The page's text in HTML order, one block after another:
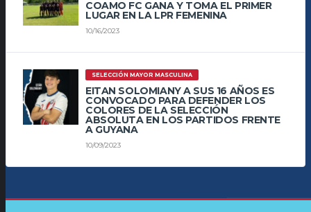
COAMO FC GANA Y TOMA EL PRIMER
LUGAR EN LA LPR FEMENINA
10/16/2023
SELECCIÓN MAYOR MASCULINA
EITAN SOLOMIANY A SUS 16 AÑOS ES
CONVOCADO PARA DEFENDER LOS
COLORES DE LA SELECCIÓN
ABSOLUTA EN LOS PARTIDOS FRENTE
A GUYANA
10/09/2023